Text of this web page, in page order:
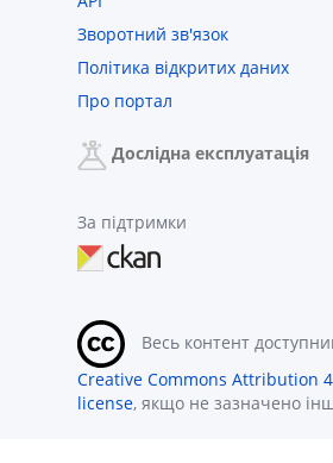
Зворотний зв'язок
Політика відкритих даних
Про портал
Дослідна експлуатація
За підтримки
Весь контент
Creative Commons Attribution
license, якщо не зазначено